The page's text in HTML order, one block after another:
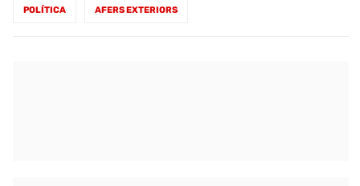
POLÍTICA AFERS EXTERIORS